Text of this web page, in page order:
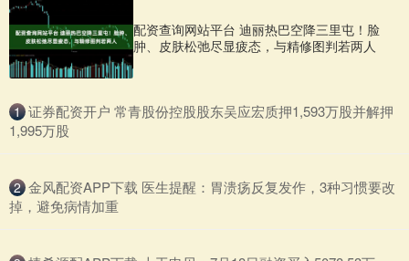
配资查询网站平台 迪丽热巴空降三里屯！脸
肿、皮肤松弛尽显疲态，与精修图判若两人
1 ​证券配资开户 常青股份控股股东吴应宏质押1,593万股并解押
1,995万股
2 ​金风配资APP下载 医生提醒：胃溃疡反复发作，3种习惯要改
掉，避免病情加重